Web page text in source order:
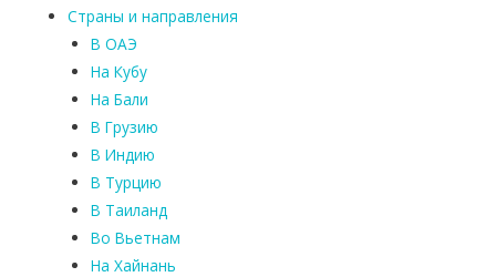
Страны и направления
В ОАЭ
На Кубу
На Бали
В Грузию
В Индию
В Турцию
В Таиланд
Во Вьетнам
На Хайнань